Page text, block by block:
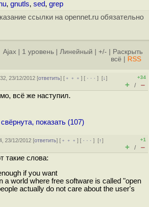
, gnutls, sed, grep
ссылки на opennet.ru обязательно
Ajax 1 уровень Линейный +/-
Раскрыть
всё
RSS
23/12/2012 [ответить] [ ﹢﹢﹢] [ · · ·][↓]
+34
+ / –
всё же наступил.
показать (107)
23/12/2012 [ответить] [ ﹢﹢﹢] [ · · ·][↑]
+1
+ / –
такие слова:
if you want
a world where free software is called "open
actually do not care about the user's